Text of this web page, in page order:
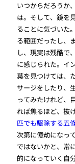
いつからだろうか
は。そして、鏡を
ることに気づいた
る範囲だったし、
し、現実は残酷で
に感じられた。イ
葉を見つけては、
サージをしたり、
ってみたけれど、
れば焦るほど、抜
匹でも駆除する五
次第に億劫になっ
ではないかと、常
的になっていく自